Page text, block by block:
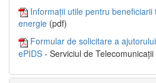
Informații utile pentru
energie (pdf)
Formular de solicitare a ajutorului
ePIDS - Serviciul de